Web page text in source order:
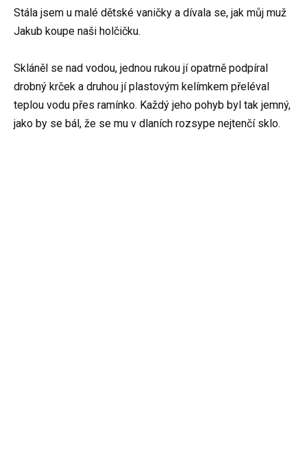
Stála jsem u malé dětské vaničky a dívala se, jak můj muž
Jakub koupe naši holčičku.
Skláněl se nad vodou, jednou rukou jí opatrně podpíral
drobný krček a druhou jí plastovým kelímkem přeléval
teplou vodu přes ramínko. Každý jeho pohyb byl tak jemný,
jako by se bál, že se mu v dlaních rozsype nejtenčí sklo.